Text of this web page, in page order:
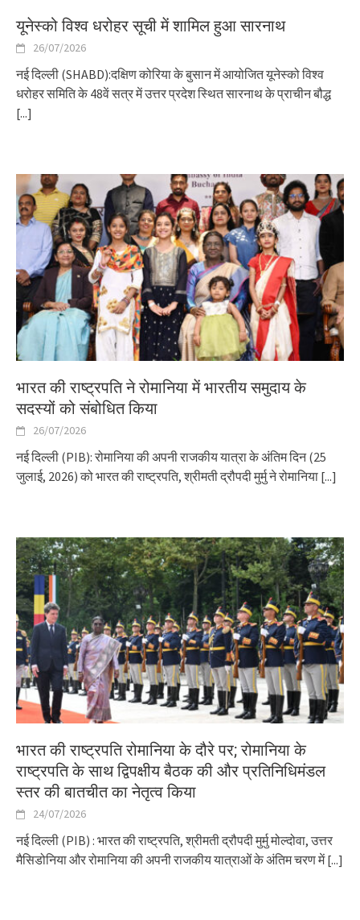
यूनेस्को विश्व धरोहर सूची में शामिल हुआ सारनाथ
26/07/2026
नई दिल्ली (SHABD):दक्षिण कोरिया के बुसान में आयोजित यूनेस्को विश्व
धरोहर समिति के 48वें सत्र में उत्तर प्रदेश स्थित सारनाथ के प्राचीन बौद्ध
[...]
भारत की राष्‍ट्रपति ने रोमानिया में भारतीय समुदाय के
सदस्‍यों को संबोधित किया
26/07/2026
नई दिल्ली (PIB): रोमानिया की अपनी राजकीय यात्रा के अंतिम दिन (25
जुलाई, 2026) को भारत की राष्ट्रपति, श्रीमती द्रौपदी मुर्मु ने रोमानिया [...]
भारत की राष्ट्रपति रोमानिया के दौरे पर; रोमानिया के
राष्ट्रपति के साथ द्विपक्षीय बैठक की और प्रतिनिधिमंडल
स्‍तर की बातचीत का नेतृत्व किया
24/07/2026
नई दिल्ली (PIB) : भारत की राष्ट्रपति, श्रीमती द्रौपदी मुर्मु मोल्दोवा, उत्तर
मैसिडोनिया और रोमानिया की अपनी राजकीय यात्राओं के अंतिम चरण में[...]